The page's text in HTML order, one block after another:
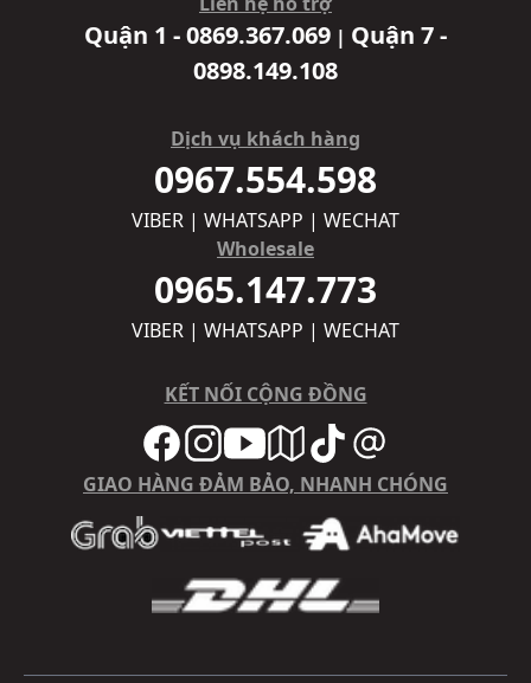
Quận 1 - 0869.367.069 | Quận 7 -
0898.149.108
Dịch vụ khách hàng
0967.554.598
VIBER | WHATSAPP | WECHAT
Wholesale
0965.147.773
VIBER | WHATSAPP | WECHAT
KẾT NỐI CỘNG ĐỒNG
GIAO HÀNG ĐẢM BẢO, NHANH CHÓNG